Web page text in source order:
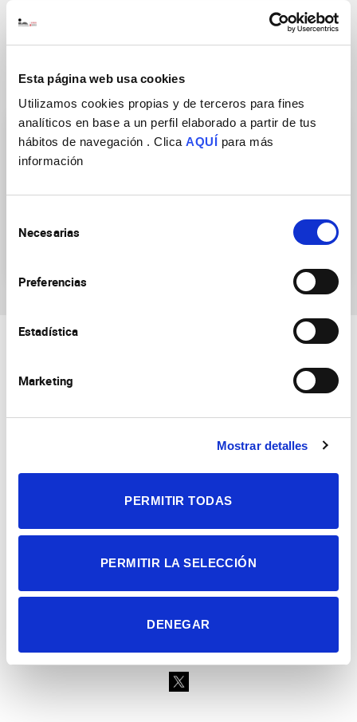
Esta página web usa cookies
Utilizamos cookies propias y de terceros para fines
analíticos en base a un perfil elaborado a partir de tus
hábitos de navegación . Clica AQUÍ para más
información
Necesarias
Preferencias
Estadística
Marketing
Mostrar detalles
PERMITIR TODAS
PERMITIR LA SELECCIÓN
DENEGAR
Research Groups
epigenetic mechanisms of
Cellular plasticity and
Consejo Superior de Investigaciones Científicas
Campus de San Juan | Sant Joan d’Alacant
Contacto
Fax + 34 965 91 95 61